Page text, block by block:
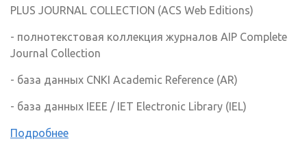
PLUS JOURNAL COLLECTION (ACS Web Editions)
- полнотекстовая коллекция журналов AIP Complete
Journal Collection
- база данных CNKI Academic Reference (AR)
- база данных IEEE / IET Electronic Library (IEL)
Подробнее